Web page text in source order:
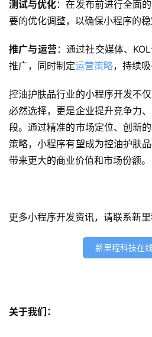
微
信
开
发
小
程
序
开
发
发
化
测试与优化：在发布前进行全面
要的优化调整，以确保小程序的稳
推广与运营：通过社交媒体、
推广，同时制定运营策略，持续
控油护肤品行业的小程序开发不
必然选择，更是企业提升竞争力
段。通过精准的市场定位、创新
策略，小程序有望成为控油护肤
带来更大的商业价值和市场份额。
更多小程序开发资讯，请联系新
新里程科技在
关于我们：